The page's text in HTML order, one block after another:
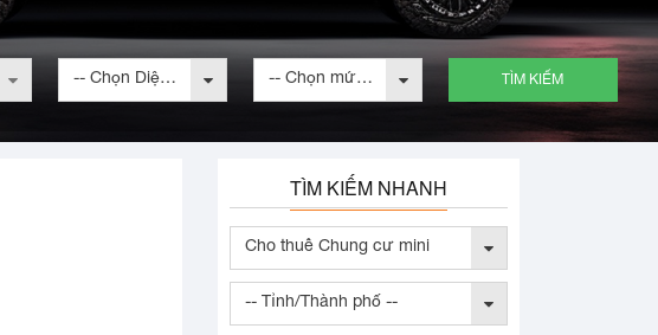
-- Chọn Diện tích -- -- Chọn mức giá -- TÌM KIẾM
TÌM KIẾM NHANH
Cho thuê Chung cư mini
-- Tỉnh/Thành phố --